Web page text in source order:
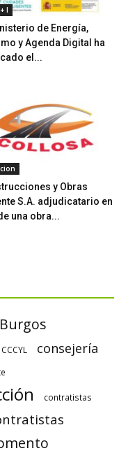
I
de Energía,
y Agenda Digital ha
el...
y Obras
S.A. adjudicatario en
una obra...
Burgos
CCCYL consejería
contratistas